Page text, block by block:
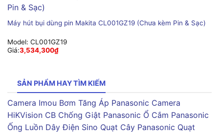
Máy hút bụi dùng pin Makita CL001GZ19 (Chưa kèm Pin & Sạc)
Model: CL001GZ19
Giá:3,534,300₫
SẢN PHẨM HAY TÌM KIẾM
Camera Imou Bơm Tăng Áp Panasonic Camera
HiKVision CB Chống Giật Panasonic Ổ Cắm Panasonic
Ống Luồn Dây Điện Sino Quạt Cây Panasonic Quạt